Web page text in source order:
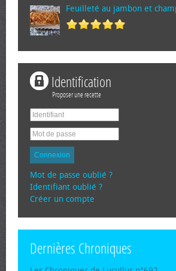
Feuilleté au jambon et
Identification
Proposer une recette
Connexion
Mot de passe oublié ?
Identifiant oublié ?
Créer un compte
Dernières Chroniques